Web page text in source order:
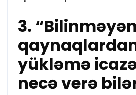
3. “Bilinməyən
yükləmə
necə verə